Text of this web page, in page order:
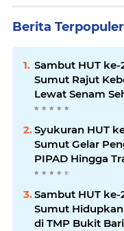
Berita Terpopuler
Sambut HUT ke-
Sumut Rajut
Lewat Senam
Santai di Mako
Syukuran HUT
Sumut Gelar
PIPAD Hingga
Kekeluargaan
Sambut HUT ke-
Sumut
di TMP Bukit